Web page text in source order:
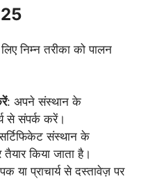
निम्न तरीका को पालन
: अपने संस्थान के
से संपर्क करें।
संस्थान के
किया जाता है।
या प्राचार्य से दस्तावेज़ पर